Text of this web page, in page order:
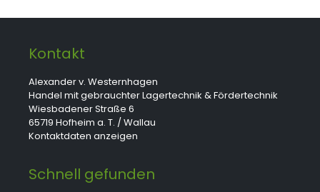
Kontakt
Alexander v. Westernhagen
Handel mit gebrauchter Lagertechnik & Fördertechnik
Wiesbadener Straße 6
65719 Hofheim a. T. / Wallau
Kontaktdaten anzeigen
Schnell gefunden